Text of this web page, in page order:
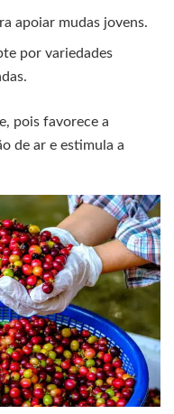
apoiar mudas jovens.
por variedades
pois favorece a
de ar e estimula a